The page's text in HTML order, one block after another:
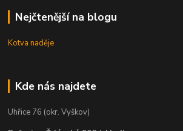
Nejčtenější na blogu
Kotva naděje
Kde nás najdete
Uhřice 76 (okr. Vyškov)